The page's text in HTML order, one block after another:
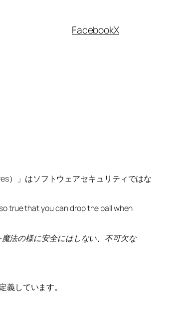
FacebookX
）」はソフトウェアセキュリティではな
true that you can drop the ball when
法の様に安全にはしない、不可欠な
しています。